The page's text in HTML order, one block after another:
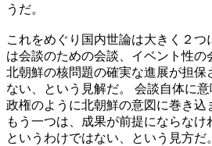
うだ。
これをめぐり国内世論は大きく２つ
は会談のための会談、イベント性の
北朝鮮の核問題の確実な進展が担保
ない、という見解だ。 会談自体に
政権のように北朝鮮の意図に巻き込
もう一つは、成果が前提にならな
というわけではない、という見方だ